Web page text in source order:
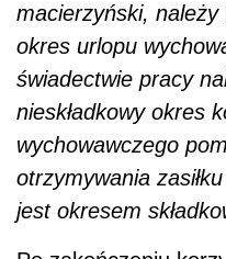
macierzyński,
okres urlopu
świadectwie pracy
nieskładkowy okres
wychowawczego
otrzymywania
jest okresem